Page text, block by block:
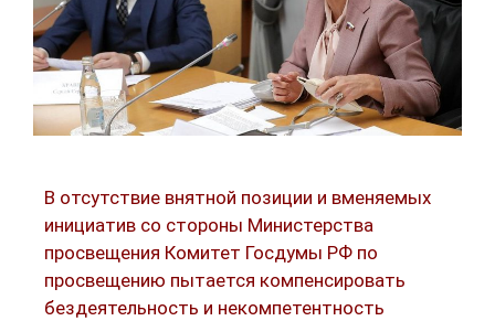
В отсутствие внятной позиции и вменяемых
инициатив со стороны Министерства
просвещения Комитет Госдумы РФ по
просвещению пытается компенсировать
бездеятельность и некомпетентность